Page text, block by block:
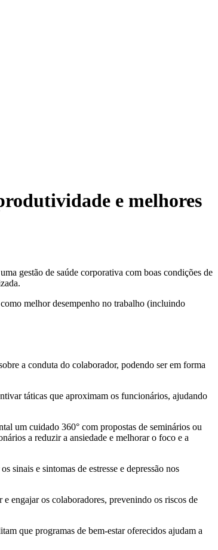
e melhores
gestão de saúde corporativa com boas condições de
melhor desempenho no trabalho (incluindo
a conduta do colaborador, podendo ser em forma
táticas que aproximam os funcionários, ajudando
um cuidado 360° com propostas de seminários ou
a reduzir a ansiedade e melhorar o foco e a
sinais e sintomas de estresse e depressão nos
engajar os colaboradores, prevenindo os riscos de
que programas de bem-estar oferecidos ajudam a